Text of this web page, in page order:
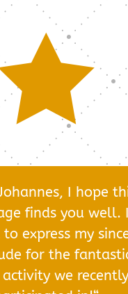
I hope
finds you well. I
express my
for the
we recently